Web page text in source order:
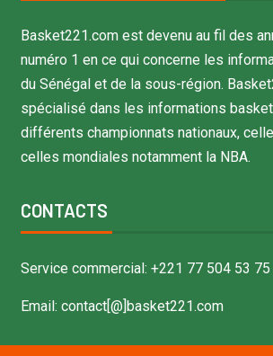
Basket221.com est devenu au fil des
numéro 1 en ce qui concerne les
du Sénégal et de la sous-région.
spécialisé dans les informations
différents championnats nationaux,
celles mondiales notamment la NBA.
CONTACTS
Service commercial: +221 77 504 53 75
Email: contact[@]basket221.com